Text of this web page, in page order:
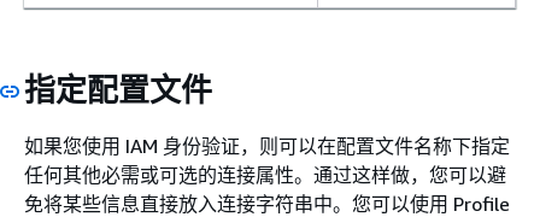
指定配置文件
如果您使用 IAM 身份验证，则可以在配置文件名称下指定
任何其他必需或可选的连接属性。通过这样做，您可以避
免将某些信息直接放入连接字符串中。您可以使用 Profile